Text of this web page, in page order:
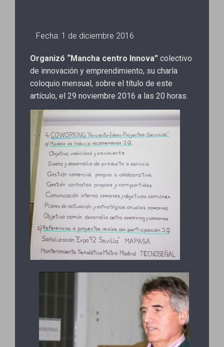
Fecha: 1 de diciembre 2016
Organizó “Mancha centro Innova” colectivo
de innovación y emprendimiento, su charla
coloquio mensual, sobre el título de este
artículo, el 29 noviembre 2016 a las 20 horas.